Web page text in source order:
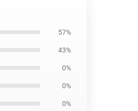
57%
43%
0%
0%
0%